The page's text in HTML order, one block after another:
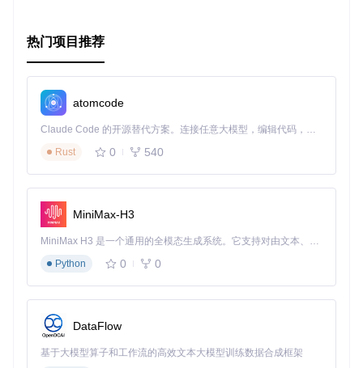
新版本。
此外，为了提高用户体验，插件开发者对UI进行了细致优化，
功能则提高了选择效率。
3、项目及技术应用场景
设计系统维护
符号时，Symbol Swapper能帮你快速完成。
团队协作
- 在团队共享的Sketch文件中，设计师可以轻松统
快速原型迭代- 快速试错和调整原型设计，只需一键即可更
4、项目特点
热门项目推荐
atomcode
Claude Code 的开源替代方案。连接任意大模型，编辑代码，运行命令，自动验证 — 全自动执行。用 Rust 构建，极致性能。 ｜ An open-source alternative to Claude Code. Connect any LLM, edit code, run commands, and verify changes — autonomously. Built in Rust for speed. Get Started
Rust
0 540
MiniMax-H3
MiniMax H3 是一个通用的全模态生成系统。它支持对由文本、图像、视频和音频组成的多模态上下文进行统一理解，并能生成分辨率高达 2K、时长可达 15 秒的带原生立体声音频的视频。得益于面向任务泛化的系统设计，H3 在预训练阶段就已具备广泛的多模态上下文理解与生成能力，能够出色地执行复杂的多模态指令。
Python
0 0
DataFlow
基于大模型算子和工作流的高效文本大模型训练数据合成框架